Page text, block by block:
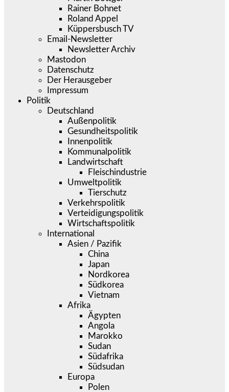
Rainer Bohnet
Roland Appel
Küppersbusch TV
Email-Newsletter
Newsletter Archiv
Mastodon
Datenschutz
Der Herausgeber
Impressum
Politik
Deutschland
Außenpolitik
Gesundheitspolitik
Innenpolitik
Kommunalpolitik
Landwirtschaft
Fleischindustrie
Umweltpolitik
Tierschutz
Verkehrspolitik
Verteidigungspolitik
Wirtschaftspolitik
International
Asien / Pazifik
China
Japan
Nordkorea
Südkorea
Vietnam
Afrika
Ägypten
Angola
Marokko
Sudan
Südafrika
Südsudan
Europa
Polen